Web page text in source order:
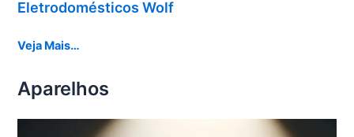
Eletrodomésticos Wolf
Veja Mais…
Aparelhos